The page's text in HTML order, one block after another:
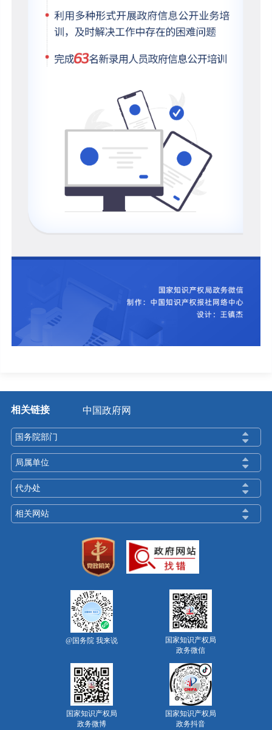
相关链接 中国政府网
国务院部门
局属单位
代办处
相关网站
@国务院 我来说
国家知识产权局
政务微信
国家知识产权局
政务微博
国家知识产权局
政务抖音